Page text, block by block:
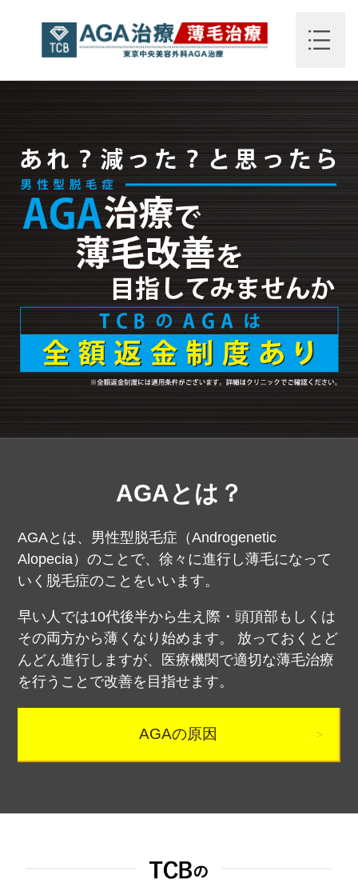
AGAとは？
AGAとは、男性型脱毛症（Androgenetic
Alopecia）のことで、徐々に進行し薄毛になって
いく脱毛症のことをいいます。
早い人では10代後半から生え際・頭頂部もしくは
その両方から薄くなり始めます。
放っておくとど
んどん進行しますが、医療機関で適切な薄毛治療
を行うことで改善を目指せます。
AGAの原因